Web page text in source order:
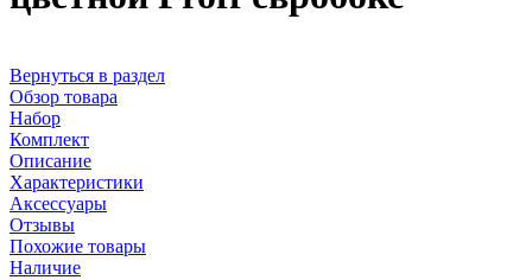
Вернуться в раздел
Обзор товара
Набор
Комплект
Описание
Характеристики
Аксессуары
Отзывы
Похожие товары
Наличие